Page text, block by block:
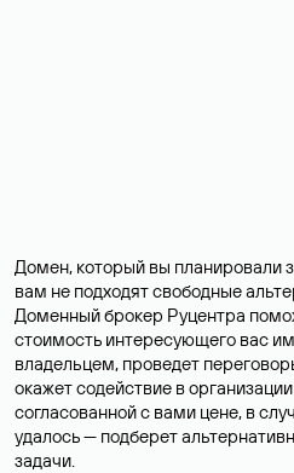
Домен, который вы планировали
вам не подходят свободные
Доменный брокер Руцентра
стоимость интересующего вас
владельцем, проведет
окажет содействие в
согласованной с вами цене, в
удалось — подберет
задачи.